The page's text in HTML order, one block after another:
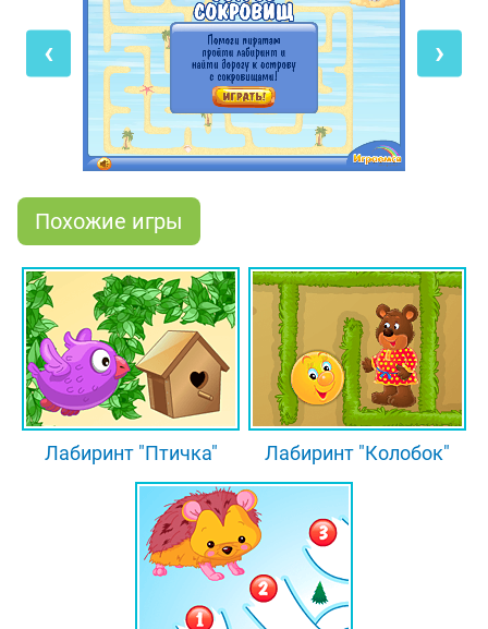
покорителям морей и океанов. Внимательно
посмотри на картинку и постарайся отыскать
верный путь от корабля к острову. А затем
проведи по нему судно, управляя пальчиком или
мышкой. Будь осторожнее и постарайся не
попасть в тупик, где можно сесть на мель. Иначе
починку повреждённого судна. Если всё сделаешь
правильно, то совсем скоро дозорный пиратского
с сокровищами, а ты получишь звание самого
ловкого штурмана всех времен и народов. Так что
вперёд, на покорение лабиринта!
‹ ›
Похожие игры
Лабиринт "Птичка" Лабиринт "Колобок"